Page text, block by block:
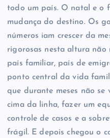
todo um país. O natal e o
mudança do destino. Os
números iam crescer da
rigorosas nesta altura não
país familiar, país de
ponto central da vida
que durante meses não se
cima da linha, fazer um
controle de casos e a
frágil. E depois chegou o